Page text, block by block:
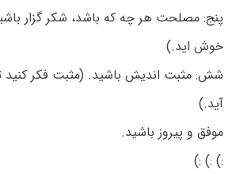
پنج: مصلحت هر چه که باشد، شکر گزار
خوش اید.)
شش: مثبت اندیش باشید. (مثبت فکر کنید
آید.)
موفق و پیروز باشید.
:) :) :)